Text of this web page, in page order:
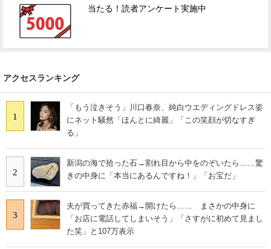
当たる！読者アンケート実施中
アクセスランキング
1
「もう泣きそう」川口春奈、純白ウエディングドレス姿
にネット騒然「ほんとに綺麗」「この笑顔が切なすぎ
る」
2
新潟の海で拾った石→割れ目から中をのぞいたら……驚
きの中身に「本当にあるんですね！」「お宝だ」
3
夫が買ってきた赤福→開けたら…… まさかの中身に
「お店に電話してしまいそう」「さすがに初めて見まし
た笑」と107万表示